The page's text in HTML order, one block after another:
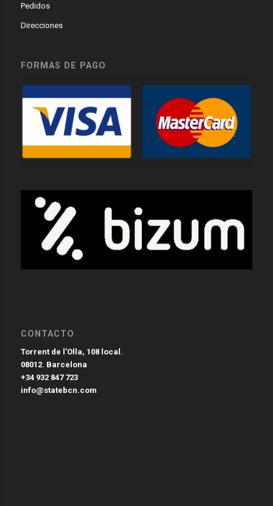
Pedidos
Direcciones
FORMAS DE PAGO
CONTACTO
Torrent de l’Olla, 108 local.
08012. Barcelona
+34 932 847 723
info@statebcn.com